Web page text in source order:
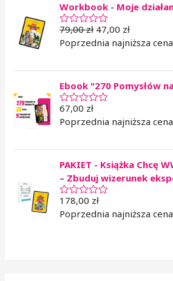
n
o
0
n
a
Workbook - Moje
O
c
n
o
0
n
a
79,00zł 47,00 zł
Poprzednia najniższa
Ebook "270 Pomysłów
O
c
n
0
n
a
5
67,00 zł
Poprzednia najniższa
PAKIET - Książka Chcę
– Zbuduj wizerunek
O
c
178,00 zł
Poprzednia najniższa